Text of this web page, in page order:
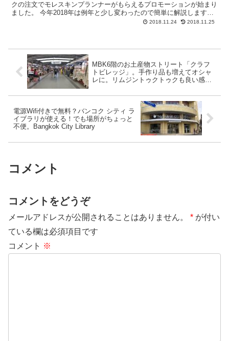
クの注文でモレスキンプランナーがもらえるプロモーションが始まり
ました。 今年2018年は例年と少し変わったので簡単に解説します。
プラン１：3,000バーツ補充と季節の期間限定ド...2018.11.24 2018.11.25
MBK6階のお土産物ストリート「クラフ
トビレッジ」。手作り品も増えてオシャ
レに。リムジントゥクトゥクも良い感
電源Wifi付きで無料？バンコク シティ ラ
イブラリが使える！でも場所がちょっと
不便。Bangkok City Library
コメント
コメントをどうぞ
メールアドレスが公開されることはありません。 * が付い
ている欄は必須項目です
コメント ※